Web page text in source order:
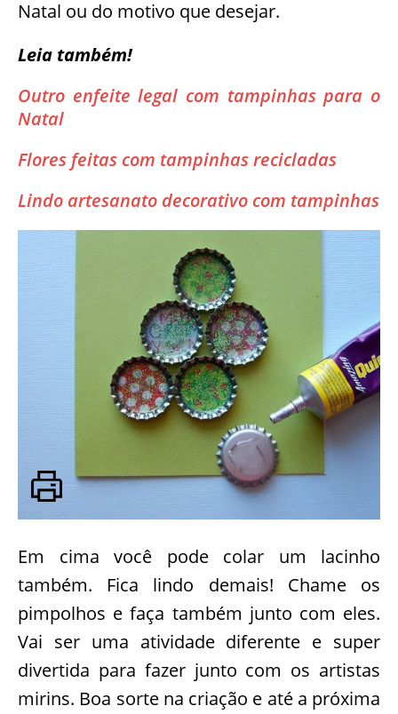
Natal ou do motivo que desejar.
Leia também!
Outro enfeite legal com tampinhas para o
Natal
Flores feitas com tampinhas recicladas
Lindo artesanato decorativo com tampinhas
Em cima você pode colar um lacinho
também. Fica lindo demais! Chame os
pimpolhos e faça também junto com eles.
Vai ser uma atividade diferente e super
divertida para fazer junto com os artistas
mirins. Boa sorte na criação e até a próxima